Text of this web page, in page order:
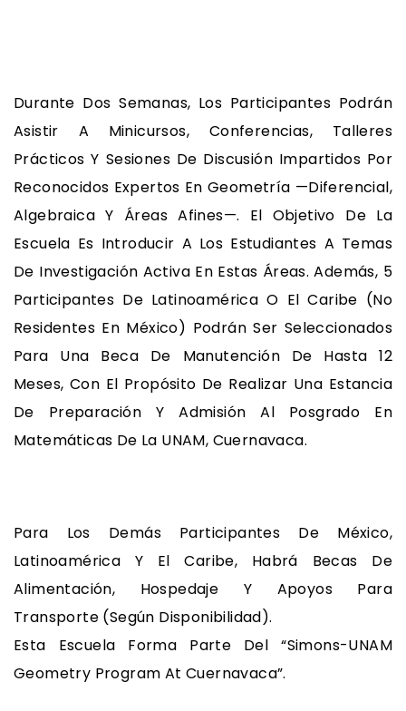
Durante Dos Semanas, Los Participantes Podrán
Asistir A Minicursos, Conferencias, Talleres
Prácticos Y Sesiones De Discusión Impartidos Por
Reconocidos Expertos En Geometría —diferencial,
Algebraica Y Áreas Afines—. El Objetivo De La
Escuela Es Introducir A Los Estudiantes A Temas
De Investigación Activa En Estas Áreas. Además, 5
Participantes De Latinoamérica O El Caribe (no
Residentes En México) Podrán Ser Seleccionados
Para Una Beca De Manutención De Hasta 12
Meses, Con El Propósito De Realizar Una Estancia
De Preparación Y Admisión Al Posgrado En
Matemáticas De La UNAM, Cuernavaca.
Para Los Demás Participantes De México,
Latinoamérica Y El Caribe, Habrá Becas De
Alimentación, Hospedaje Y Apoyos Para
Transporte (según Disponibilidad).
Esta Escuela Forma Parte Del “Simons-UNAM
Geometry Program At Cuernavaca”.